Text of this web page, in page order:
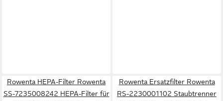
Rowenta HEPA-Filter Rowenta
SS-7235008242 HEPA-Filter für
Rowenta Ersatzfilter Rowenta
RS-2230001102 Staubtrenner